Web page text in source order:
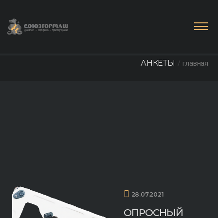
главная
АНКЕТЫ
28.07.2021
ОПРОСНЫЙ